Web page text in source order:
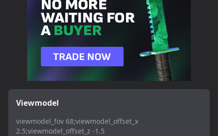
Viewmodel
viewmodel_fov 68;viewmodel_offset_x
2.5;viewmodel_offset_z -1.5